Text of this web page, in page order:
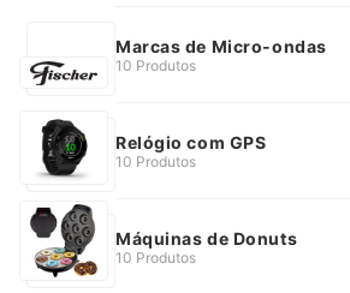
Marcas de Micro-ondas
10 Produtos
Relógio com GPS
10 Produtos
Máquinas de Donuts
10 Produtos